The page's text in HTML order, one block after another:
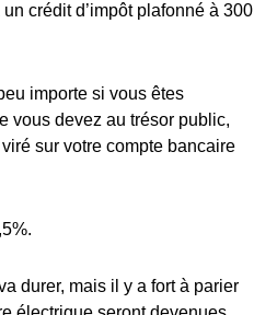
crédit d’impôt plafonné à 300
importe si vous êtes
vous devez au trésor public,
sur votre compte bancaire
durer, mais il y a fort à parier